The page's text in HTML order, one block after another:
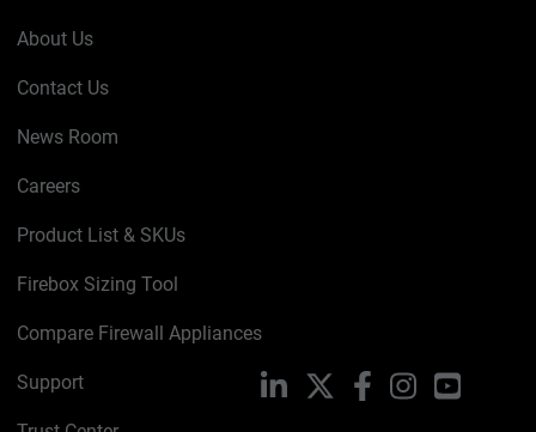
About Us
Contact Us
News Room
Careers
Product List & SKUs
Firebox Sizing Tool
Compare Firewall Appliances
Support LinkedIn FacebookInstagramYouTube